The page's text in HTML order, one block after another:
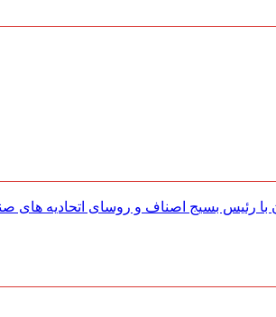
رئیس بسیج اصناف و روسای اتحادیه های